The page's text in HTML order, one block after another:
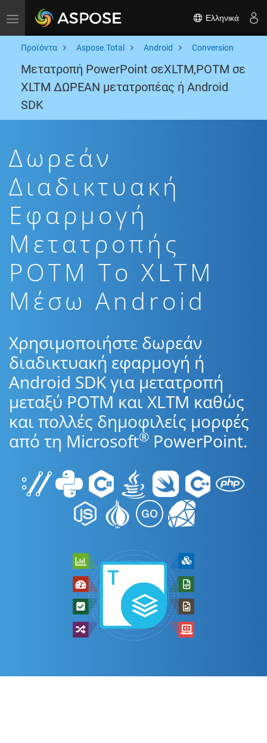
Toggle navigation Ελληνικά
Προϊόντα Aspose.Total Android Conversion
Μετατροπή PowerPoint σεXLTM,POTM σε
XLTM ΔΩΡΕΑΝ μετατροπέας ή Android
SDK
Δωρεάν
Διαδικτυακή
Εφαρμογή
Μετατροπής
POTM To XLTM
Μέσω Android
Χρησιμοποιήστε δωρεάν
διαδικτυακή εφαρμογή ή
Android SDK για μετατροπή
μεταξύ POTM και XLTM καθώς
και πολλές δημοφιλείς μορφές
από τη Microsoft® PowerPoint.